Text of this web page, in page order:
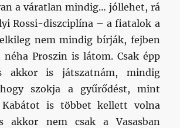
a váratlan mindig… jóllehet, rá
Rossi-diszciplína – a fiatalok a
nem mindig bírják, fejben
néha Proszin is látom. Csak épp
akkor is játszatnám, mindig
szokja a gyűrődést, mint
is többet kellett volna
akkor nem csak a Vasasban